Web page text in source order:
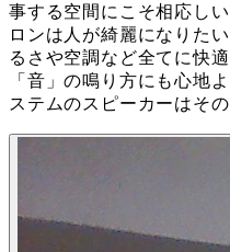
事する空間にこそ相応し
ロンは人が綺麗になりた
るさや空調など全てに快
「音」の鳴り方にも心地
ステムのスピーカーはそ